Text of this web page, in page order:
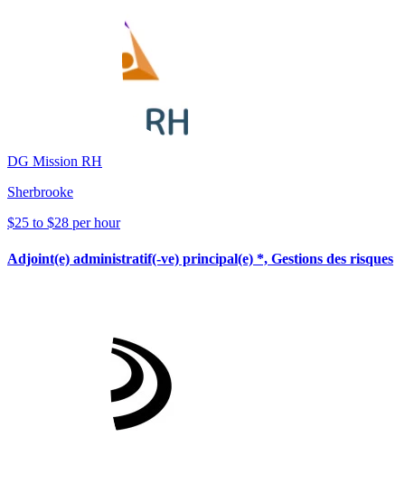
DG Mission RH
Sherbrooke
$25 to $28 per hour
Adjoint(e) administratif(-ve) principal(e) *, Gestions des risques